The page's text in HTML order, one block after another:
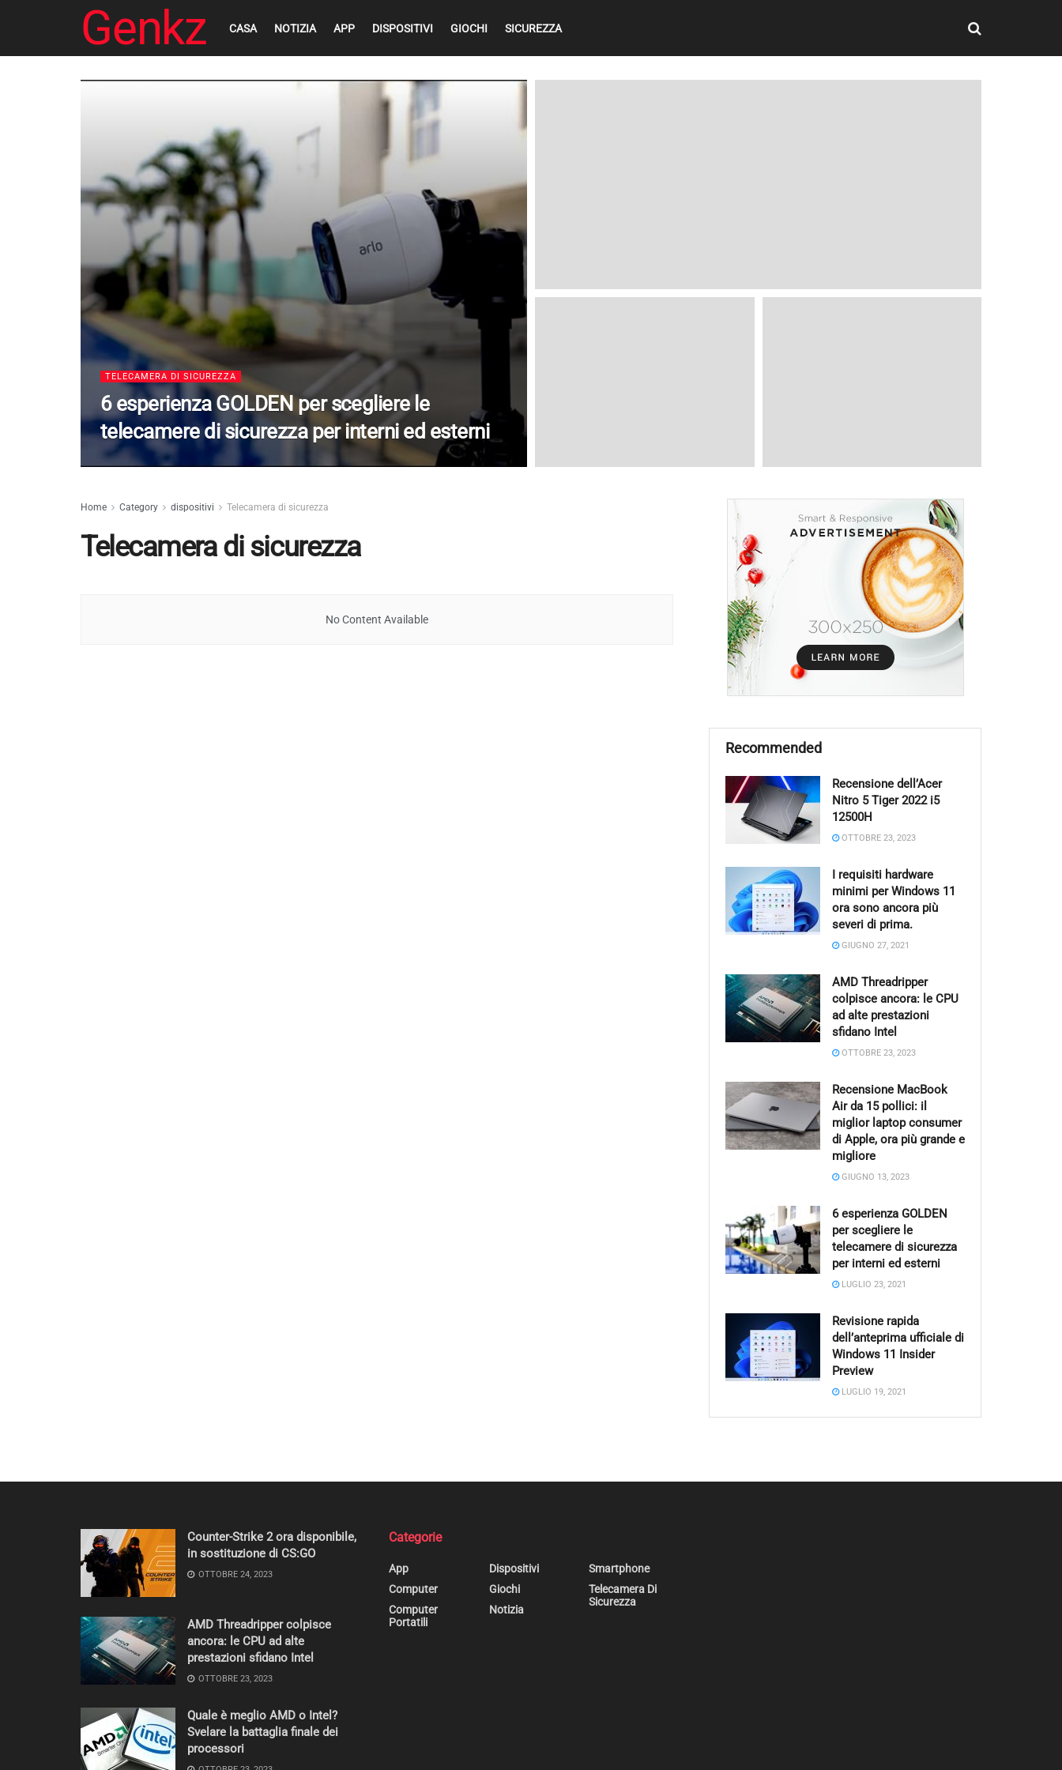
Genkz CASA NOTIZIA APP DISPOSITIVI GIOCHI SICUREZZA
TELECAMERA DI SICUREZZA
6 esperienza GOLDEN per scegliere le
telecamere di sicurezza per interni ed esterni
Home Category dispositivi Telecamera di sicurezza
Telecamera di sicurezza
No Content Available
Recommended
Recensione dell’Acer
Nitro 5 Tiger 2022 i5
12500H
OTTOBRE 23, 2023
I requisiti hardware
minimi per Windows 11
ora sono ancora più
severi di prima.
GIUGNO 27, 2021
AMD Threadripper
colpisce ancora: le CPU
ad alte prestazioni
sfidano Intel
OTTOBRE 23, 2023
Recensione MacBook
Air da 15 pollici: il
miglior laptop consumer
di Apple, ora più grande e
migliore
GIUGNO 13, 2023
6 esperienza GOLDEN
per scegliere le
telecamere di sicurezza
per interni ed esterni
LUGLIO 23, 2021
Revisione rapida
dell’anteprima ufficiale di
Windows 11 Insider
Preview
LUGLIO 19, 2021
Counter-Strike 2 ora disponibile,
in sostituzione di CS:GO
OTTOBRE 24, 2023
AMD Threadripper colpisce
ancora: le CPU ad alte
prestazioni sfidano Intel
OTTOBRE 23, 2023
Quale è meglio AMD o Intel?
Svelare la battaglia finale dei
processori
Categorie
App
Computer
Computer
Portatili
Dispositivi
Giochi
Notizia
Smartphone
Telecamera Di
Sicurezza